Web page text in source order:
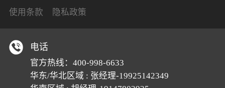
使用条款
隐私政策
电话
官方热线： 400-998-6633
华东/华北区域 : 张经理-19925142349